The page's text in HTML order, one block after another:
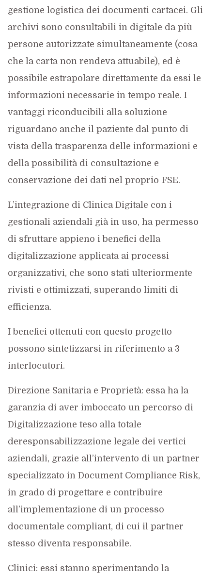
gestione logistica dei documenti cartacei. Gli
archivi sono consultabili in digitale da più
persone autorizzate simultaneamente (cosa
che la carta non rendeva attuabile), ed è
possibile estrapolare direttamente da essi le
informazioni necessarie in tempo reale. I
vantaggi riconducibili alla soluzione
riguardano anche il paziente dal punto di
vista della trasparenza delle informazioni e
della possibilità di consultazione e
conservazione dei dati nel proprio FSE.
L’integrazione di Clinica Digitale con i
gestionali aziendali già in uso, ha permesso
di sfruttare appieno i benefici della
digitalizzazione applicata ai processi
organizzativi, che sono stati ulteriormente
rivisti e ottimizzati, superando limiti di
efficienza.
I benefici ottenuti con questo progetto
possono sintetizzarsi in riferimento a 3
interlocutori.
Direzione Sanitaria e Proprietà: essa ha la
garanzia di aver imboccato un percorso di
Digitalizzazione teso alla totale
deresponsabilizzazione legale dei vertici
aziendali, grazie all’intervento di un partner
specializzato in Document Compliance Risk,
in grado di progettare e contribuire
all’implementazione di un processo
documentale compliant, di cui il partner
stesso diventa responsabile.
Clinici: essi stanno sperimentando la